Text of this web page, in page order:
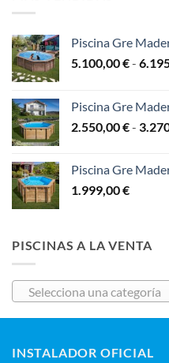
Piscina Gre
5.100,00€-
Piscina Gre
2.550,00€-
Piscina Gre
1.999,00€
PISCINAS A LA VENTA
Selecciona una categoría
INSTALADOR OFICIAL